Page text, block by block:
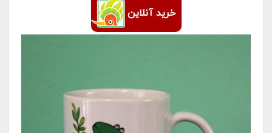
خرید آنلاین